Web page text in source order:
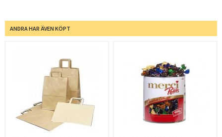
ANDRA HAR ÄVEN KÖPT